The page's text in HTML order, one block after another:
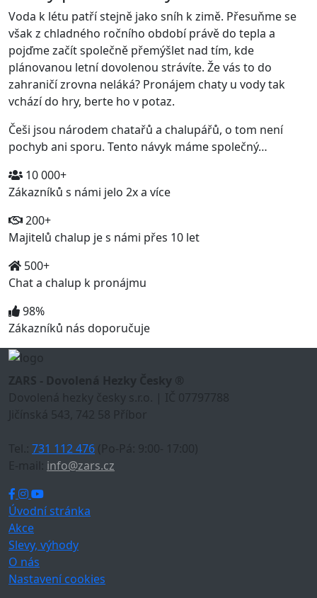
Voda k létu patří stejně jako sníh k zimě. Přesuňme se
však z chladného ročního období právě do tepla a
pojďme začít společně přemýšlet nad tím, kde
plánovanou letní dovolenou strávíte. Že vás to do
zahraničí zrovna neláká? Pronájem chaty u vody tak
vchází do hry, berte ho v potaz.
Češi jsou národem chatařů a chalupářů, o tom není
pochyb ani sporu. Tento návyk máme společný…
10 000+
Zákazníků s námi jelo 2x a více
200+
Majitelů chalup je s námi přes 10 let
500+
Chat a chalup k pronájmu
98%
Zákazníků nás doporučuje
ZARS - Dovolená Hezky Česky ®
Dovolená hezky česky s.r.o. | IČ 07797788
Jičínská 543, 742 58 Příbor
Tel.: 731 112 476 (Po-Pá: 9:00- 17:00)
E-mail: info@zars.cz
Úvodní stránka
Akce
Slevy, výhody
O nás
Nastavení cookies